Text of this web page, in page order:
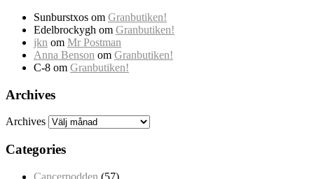
Sunburstxos om Granbutiken!
Edelbrockygh om Granbutiken!
jkn om Mr Postman
Anna Benson om Granbutiken!
C-8 om Granbutiken!
Archives
Archives
Categories
Cancerpodden (57)